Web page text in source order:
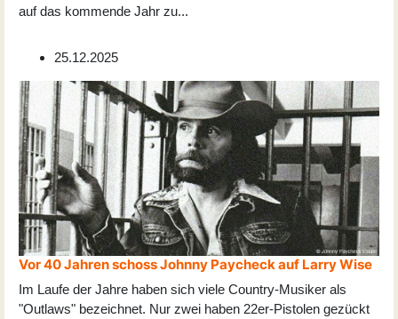
auf das kommende Jahr zu...
25.12.2025
Vor 40 Jahren schoss Johnny Paycheck auf Larry Wise
Im Laufe der Jahre haben sich viele Country-Musiker als
"Outlaws" bezeichnet. Nur zwei haben 22er-Pistolen gezückt